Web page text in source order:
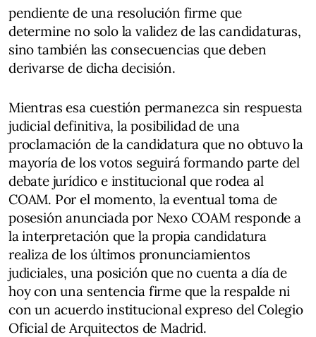
pendiente de una resolución firme que
determine no solo la validez de las candidaturas,
sino también las consecuencias que deben
derivarse de dicha decisión.
Mientras esa cuestión permanezca sin respuesta
judicial definitiva, la posibilidad de una
proclamación de la candidatura que no obtuvo la
mayoría de los votos seguirá formando parte del
debate jurídico e institucional que rodea al
COAM. Por el momento, la eventual toma de
posesión anunciada por Nexo COAM responde a
la interpretación que la propia candidatura
realiza de los últimos pronunciamientos
judiciales, una posición que no cuenta a día de
hoy con una sentencia firme que la respalde ni
con un acuerdo institucional expreso del Colegio
Oficial de Arquitectos de Madrid.